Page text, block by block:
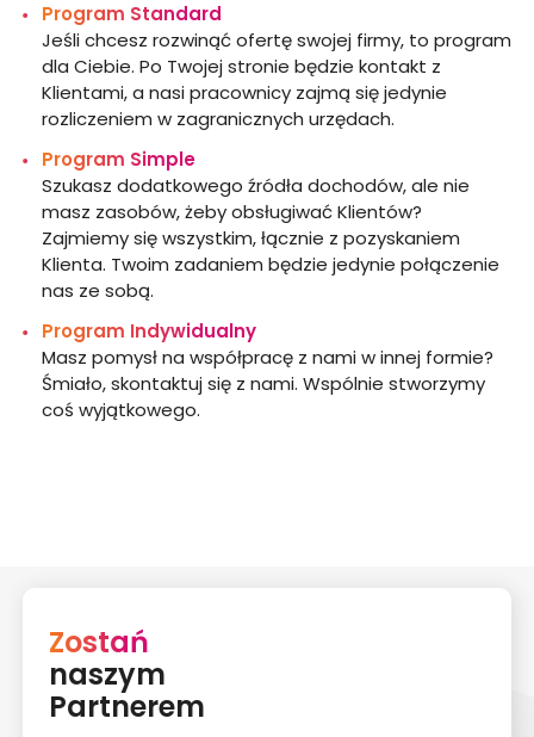
Program Standard
Jeśli chcesz rozwinąć ofertę swojej firmy, to program
dla Ciebie. Po Twojej stronie będzie kontakt z
Klientami, a nasi pracownicy zajmą się jedynie
rozliczeniem w zagranicznych urzędach.
Program Simple
Szukasz dodatkowego źródła dochodów, ale nie
masz zasobów, żeby obsługiwać Klientów?
Zajmiemy się wszystkim, łącznie z pozyskaniem
Klienta. Twoim zadaniem będzie jedynie połączenie
nas ze sobą.
Program Indywidualny
Masz pomysł na współpracę z nami w innej formie?
Śmiało, skontaktuj się z nami. Wspólnie stworzymy
coś wyjątkowego.
Zostań
naszym
Partnerem